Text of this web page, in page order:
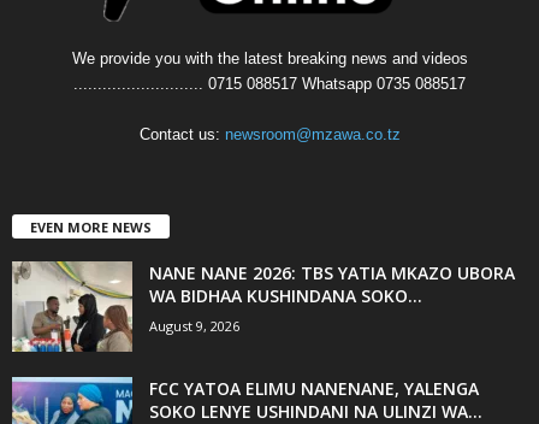
We provide you with the latest breaking news and videos
........................... 0715 088517 Whatsapp 0735 088517
Contact us: newsroom@mzawa.co.tz
EVEN MORE NEWS
NANE NANE 2026: TBS YATIA MKAZO UBORA
WA BIDHAA KUSHINDANA SOKO...
August 9, 2026
FCC YATOA ELIMU NANENANE, YALENGA
SOKO LENYE USHINDANI NA ULINZI WA...